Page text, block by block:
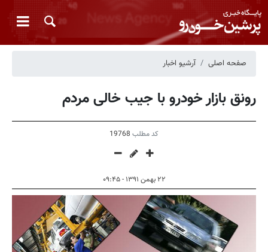
صفحه اصلی آرشیو اخبار
رونق بازار خودرو با جیب خالی مردم
کد مطلب 19768
۲۲ بهمن ۱۳۹۱ - ۰۹:۴۵